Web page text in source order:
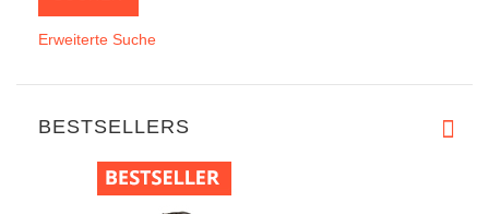
Erweiterte Suche
BESTSELLERS